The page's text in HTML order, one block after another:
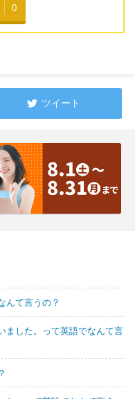
0
ツイート
んて言うの？
ました。って英語でなんて言